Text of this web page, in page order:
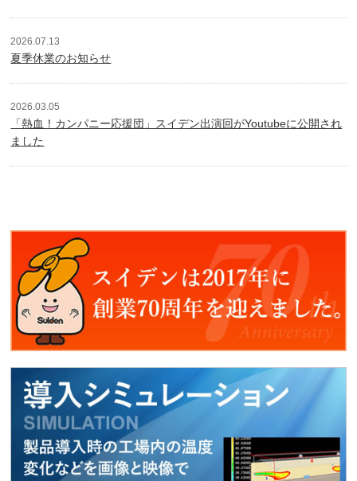
2026.07.13
夏季休業のお知らせ
2026.03.05
「熱血！カンパニー応援団」スイデン出演回がYoutubeに公開され
ました